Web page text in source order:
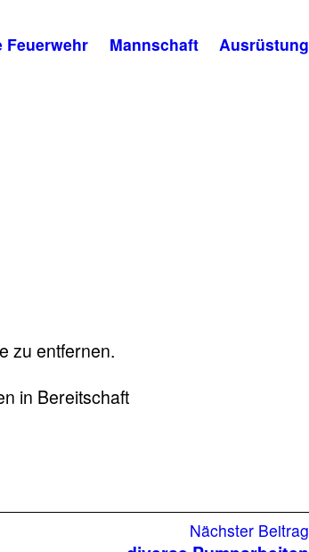
Feuerwehr Mannschaft Ausrüstung
zu entfernen.
in Bereitschaft
Nächster Beitrag